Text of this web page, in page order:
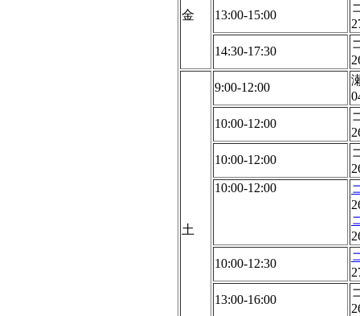
金
13:00-15:00
14:30-17:30
土
9:00-12:00
10:00-12:00
10:00-12:00
10:00-12:00
10:00-12:30
13:00-16:00